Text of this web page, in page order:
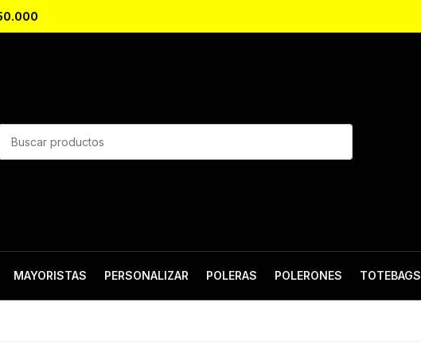
MAYORISTAS PERSONALIZAR POLERAS POLERONES TOTEBAGS